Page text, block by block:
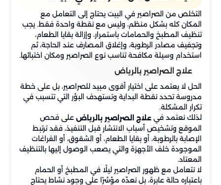
التخلص من الصراصير في البيت يحتاج إلى التعامل مع
المكان كله بشكل منظم، وليس مع نقطة واحدة فقط. يجب
تنظيف المطبخ والحمامات باستمرار، وإزالة بقايا الطعام،
وتجفيف مصادر الرطوبة، وإغلاق المصارف عند الحاجة، ثم
استخدام وسيلة مكافحة تناسب نوع الصراصير ومكان اختبائها.
علاج الصراصير بالرياض
الحل لا يعتمد على اختيار أقوى مبيد للصراصير، بل على خطة
مدروسة تحدد نقطة البداية وتستهدف البؤر التي تتسبب في
تكرار المشكلة.
لذلك نعتمد في علاج الصراصير بالرياض على فحص
الموقع وتشخيص أسباب الانتشار قبل التنفيذ، فقد ترتبط
الإصابة بالرطوبة، أو بقايا الطعام، أو الشقوق، أو الفراغات
الموجودة خلف الأجهزة والتي يصعب الوصول إليها بالتنظيف
المعتاد.
لا نتعامل مع ظهور الصراصير ليلًا في المطبخ أو الحمام
باعتباره حالة عابرة، بل نعدّه مؤشرًا على وجود نشاط يحتاج